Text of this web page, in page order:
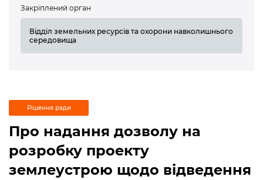
Закріплений орган
Відділ земельних ресурсів та охорони навколишнього
середовища
Рішення ради
Про надання дозволу на
розробку проекту
землеустрою щодо відведення